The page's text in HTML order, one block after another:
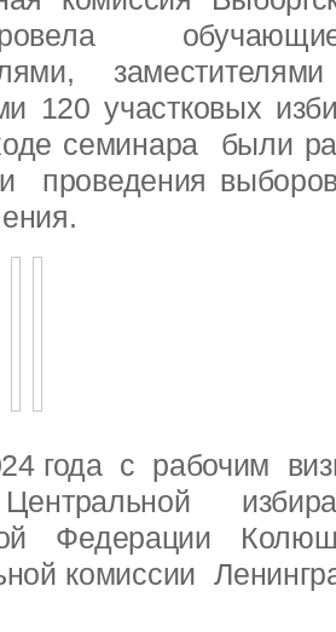
120 участковых
семинара были
и проведения
года с рабочим
Федерации
комиссии